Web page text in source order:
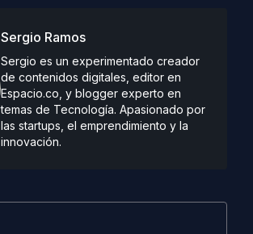
Sergio Ramos
Sergio es un experimentado creador
de contenidos digitales, editor en
Espacio.co, y blogger experto en
temas de Tecnología. Apasionado por
las startups, el emprendimiento y la
innovación.